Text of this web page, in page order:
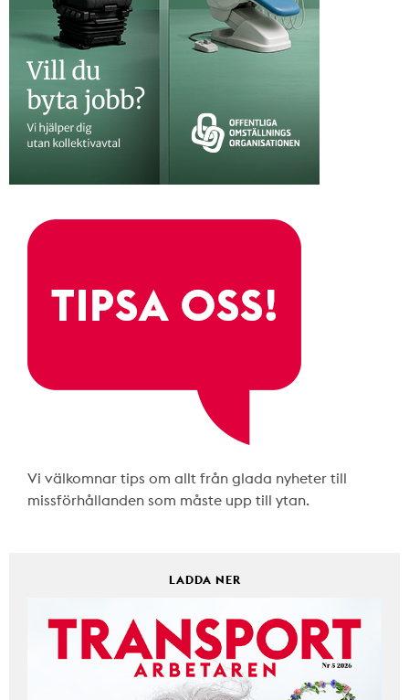
Vi välkomnar tips om allt från glada nyheter till
missförhållanden som måste upp till ytan.
LADDA NER